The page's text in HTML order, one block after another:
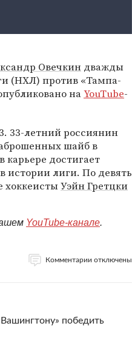
Овечкин дважды
(НХЛ) против «Тампа-
наYouTube-
33-летний россиянин
шайб в
карьере достигает
истории лиги. По девять
хоккеистыУэйн Гретцки
YouTube-канале.
Комментарии отключены
победить